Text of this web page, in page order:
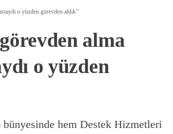
o yüzden görevden aldık”
alma
o yüzden
hem Destek Hizmetleri